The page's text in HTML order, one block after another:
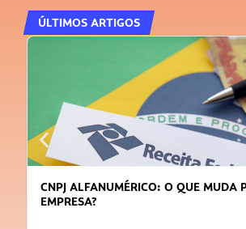
ÚLTIMOS ARTIGOS
DICAS PARA OBTER CRÉDITO